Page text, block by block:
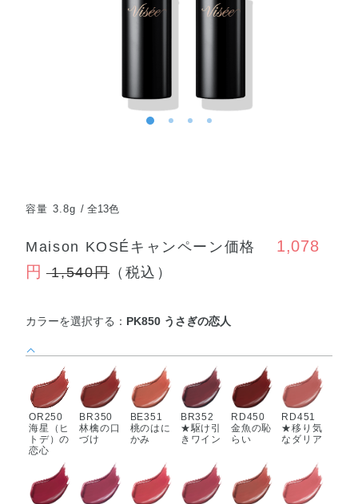
容量 3.8g 全13色
Maison KOSÉキャンペーン価格
1,078
円 1,540円（税込）
カラーを選択する： PK850 うさぎの恋人
OR250
海星（ヒ
トデ）の
恋心
BR350
林檎の口
づけ
BE351
桃のはに
かみ
BR352
★駆け引
きワイン
RD450
金魚の恥
らい
RD451
★移り気
なダリア